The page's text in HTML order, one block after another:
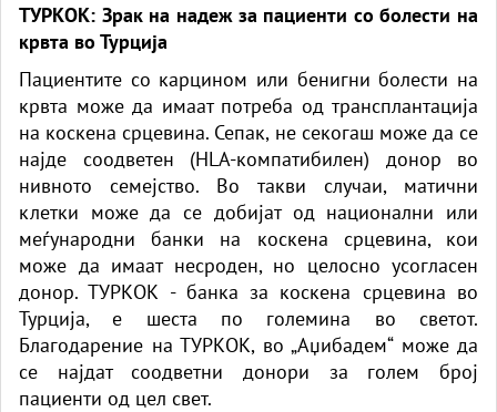
ТУРКОК: Зрак на надеж за пациенти со болести на
крвта во Турција
Пациентите со карцином или бенигни болести на
крвта може да имаат потреба од трансплантација
на коскена срцевина. Сепак, не секогаш може да се
најде соодветен (HLA-компатибилен) донор во
нивното семејство. Во такви случаи, матични
клетки може да се добијат од национални или
меѓународни банки на коскена срцевина, кои
може да имаат несроден, но целосно усогласен
донор. ТУРКОК - банка за коскена срцевина во
Турција, е шеста по големина во светот.
Благодарение на ТУРКОК, во „Аџибадем“ може да
се најдат соодветни донори за голем број
пациенти од цел свет.